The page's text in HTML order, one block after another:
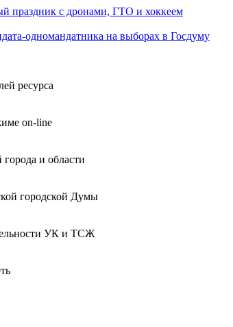
праздник с дронами, ГТО и хоккеем
одномандатника на выборах в Госдуму
ресурса
on-line
и области
городской Думы
УК и ТСЖ